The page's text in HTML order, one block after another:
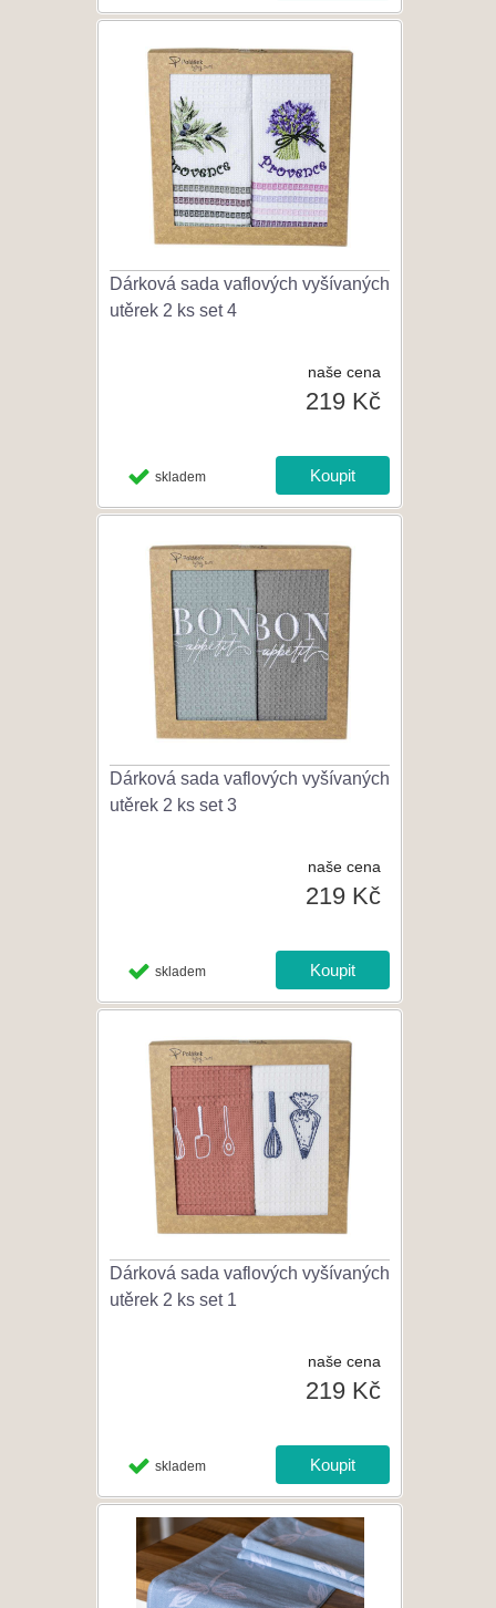
Dárková sada vaflových vyšívaných
utěrek 2 ks set 4
naše cena
219 Kč
skladem
Dárková sada vaflových vyšívaných
utěrek 2 ks set 3
naše cena
219 Kč
skladem
Dárková sada vaflových vyšívaných
utěrek 2 ks set 1
naše cena
219 Kč
skladem